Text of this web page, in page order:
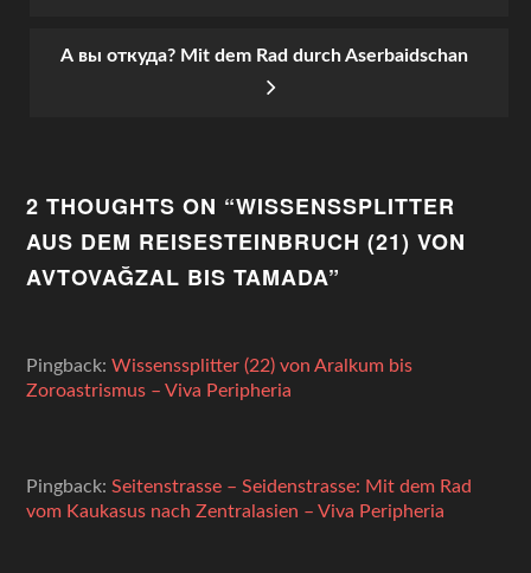
NAVIGATION
А вы откуда? Mit dem Rad durch Aserbaidschan
2 THOUGHTS ON “WISSENSSPLITTER
AUS DEM REISESTEINBRUCH (21) VON
AVTOVAĞZAL BIS TAMADA”
Pingback:Wissenssplitter (22) von Aralkum bis
Zoroastrismus – Viva Peripheria
Pingback:Seitenstrasse – Seidenstrasse: Mit dem Rad
vom Kaukasus nach Zentralasien – Viva Peripheria